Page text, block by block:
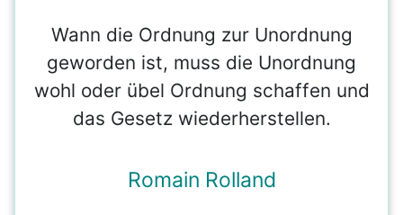
Wann die Ordnung zur Unordnung
geworden ist, muss die Unordnung
wohl oder übel Ordnung schaffen und
das Gesetz wiederherstellen.
Romain Rolland